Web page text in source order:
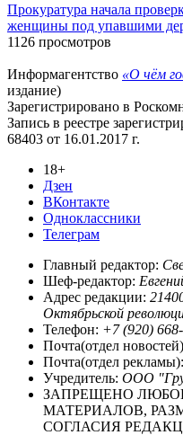
Прокуратура начала
женщины под упавшими
1126 просмотров
Информагентство «О чём
издание)
Зарегистрировано в
Запись в реестре
68403 от 16.01.2017 г.
18+
Дзен
ВКонтакте
Одноклассники
Телеграм
Главный редактор:
Шеф-редактор:
Адрес редакции:
Октябрьской
Телефон: +7 (920)
Почта(отдел
Почта(отдел рекламы):
Учредитель: ООО
ЗАПРЕЩЕНО
МАТЕРИАЛОВ,
СОГЛАСИЯ